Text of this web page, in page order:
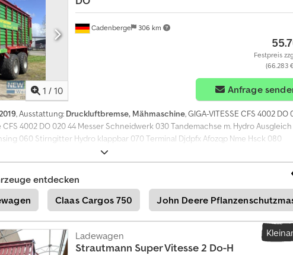
e
9
2
0
1
8
5
9
5
5
0
7
1 / 10
Cadenberge 306 km
Festpreis
(66.283
Anfrage
, Ausstattung: Druckluftbremse, Mähmaschine, GIGA-VITESSE CFS 4002 DO
4002 DO 020 44 Messer Schneidwerk 030 Tandemachse m. Hydro
060 Stirngitter Hydro klappbar 070 Terminal Djdpfx Afozqp Nme Hsck 080
entdecken
Claas Cargos 750 John Deere
Ladewagen
Strautmann Super Vitesse 2 Do-H